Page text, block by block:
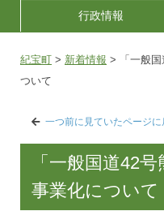
行政情報
紀宝町 > 新着情報 >
「一般
ついて
一つ前に見ていたページに
「一般国道42
事業化について